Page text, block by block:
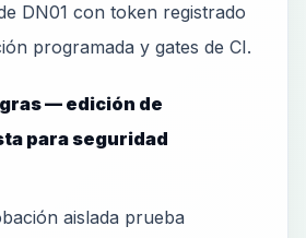
DN01 con token registrado
programada y gates de CI.
— edición de
para seguridad
aislada prueba